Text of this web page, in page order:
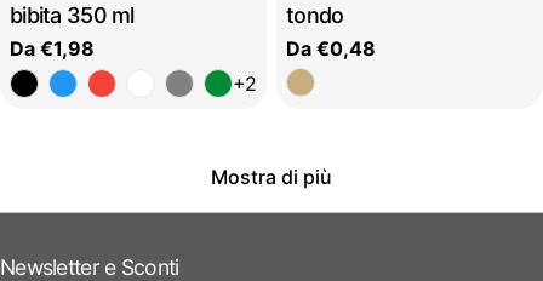
bibita 350 ml
Prezzo
regolare
Da €1,98
+2
tondo
Prezzo
regolare
Da €0,48
Mostra di più
Newsletter e Sconti